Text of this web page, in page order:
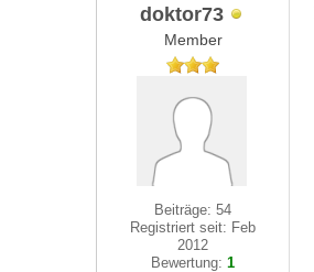
doktor73
Member
Beiträge: 54
Registriert seit: Feb
2012
Bewertung:1